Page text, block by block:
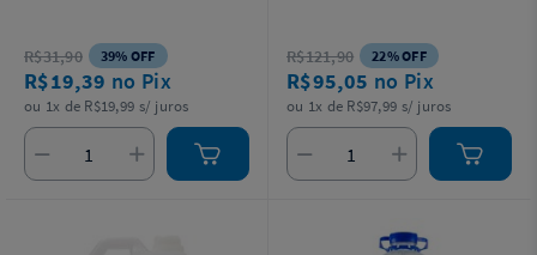
R$31,90 39% OFF
R$19,39 no Pix
ou 1x de R$19,99 s/ juros
R$121,90 22% OFF
R$95,05 no Pix
ou 1x de R$97,99 s/ juros